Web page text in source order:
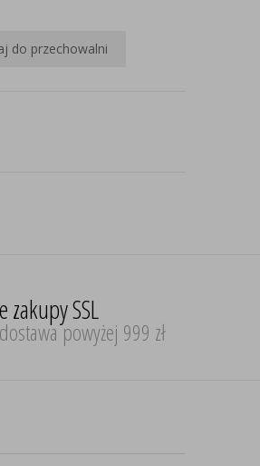
do przechowalni
zakupy SSL
powyżej 999 zł